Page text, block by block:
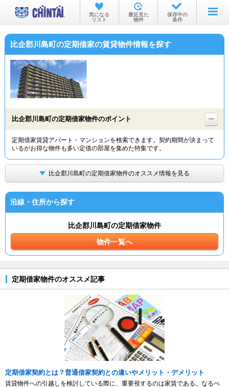
お部屋を探す
沿線・駅から
物件特集から
TOP
気になる
リスト
最近見た
物件
保存中の
条件
比企郡川島町の定期借家の賃貸物件情報を探す
比企郡川島町の定期借家物件のポイント
定期借家賃貸アパート・マンションを検索できます。契約期間が決まって
いるがお得な物件も多い定借の部屋を集めた特集です。
比企郡川島町の定期借家物件のオススメ情報を見る
沿線・住所から探す
比企郡川島町の定期借家物件
物件一覧へ
定期借家物件のオススメ記事
定期借家契約とは？普通借家契約との違いやメリット・デメリット
賃貸物件への引越しを検討している際に、重要視するのは家賃である。なるべ